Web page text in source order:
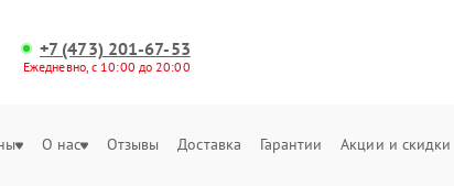
+7 (473) 201-67-53
Ежедневно, с 10:00 до 20:00
О нас Отзывы Доставка Гарантии Акции и скидки